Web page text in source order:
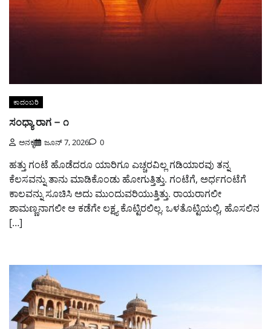
ಕಾದಂಬರಿ
ಸಂಧ್ಯಾ ರಾಗ – ೧
ಅನಕೃ ಜೂನ್ 7, 2026 0
ಹತ್ತು ಗಂಟೆ ಹೊಡೆದರೂ ಯಾರಿಗೂ ಎಚ್ಚರವಿಲ್ಲ ಗಡಿಯಾರವು ತನ್ನ
ಕೆಲಸವನ್ನು ತಾನು ಮಾಡಿಕೊಂಡು ಹೋಗುತ್ತಿತ್ತು. ಗಂಟೆಗೆ, ಅರ್ಧಗಂಟೆಗೆ
ಕಾಲವನ್ನು ಸೂಚಿಸಿ ಅದು ಮುಂದುವರಿಯುತ್ತಿತ್ತು. ರಾಯರಾಗಲೀ
ಶಾಮಣ್ಣನಾಗಲೀ ಆ ಕಡೆಗೇ ಲಕ್ಷ್ಯ ಕೊಟ್ಟಿರಲಿಲ್ಲ. ಒಳತೊಟ್ಟಿಯಲ್ಲಿ, ಹೊಸಲಿನ
[…]